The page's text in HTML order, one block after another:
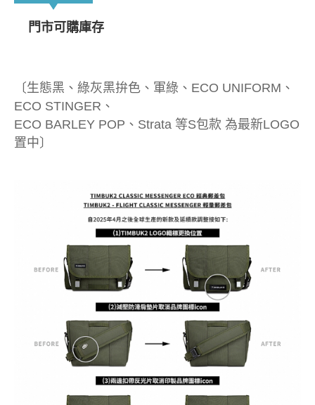
門市可購庫存
〔生態黑、綠灰黑拚色、軍綠、ECO UNIFORM、
ECO STINGER、
ECO BARLEY POP、Strata 等S包款 為最新LOGO
置中〕